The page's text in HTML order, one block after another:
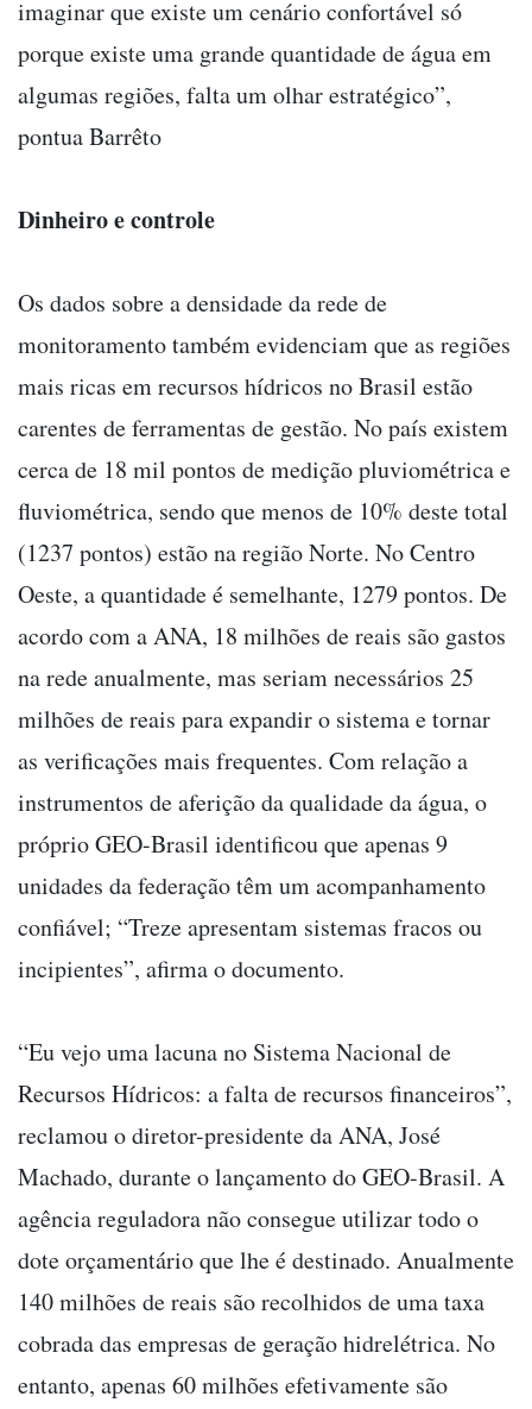
imaginar que existe um cenário confortável só
porque existe uma grande quantidade de água em
algumas regiões, falta um olhar estratégico”,
pontua Barrêto
Dinheiro e controle
Os dados sobre a densidade da rede de
monitoramento também evidenciam que as regiões
mais ricas em recursos hídricos no Brasil estão
carentes de ferramentas de gestão. No país existem
cerca de 18 mil pontos de medição pluviométrica e
fluviométrica, sendo que menos de 10% deste total
(1237 pontos) estão na região Norte. No Centro
Oeste, a quantidade é semelhante, 1279 pontos. De
acordo com a ANA, 18 milhões de reais são gastos
na rede anualmente, mas seriam necessários 25
milhões de reais para expandir o sistema e tornar
as verificações mais frequentes. Com relação a
instrumentos de aferição da qualidade da água, o
próprio GEO-Brasil identificou que apenas 9
unidades da federação têm um acompanhamento
confiável; “Treze apresentam sistemas fracos ou
incipientes”, afirma o documento.
“Eu vejo uma lacuna no Sistema Nacional de
Recursos Hídricos: a falta de recursos financeiros”,
reclamou o diretor-presidente da ANA, José
Machado, durante o lançamento do GEO-Brasil. A
agência reguladora não consegue utilizar todo o
dote orçamentário que lhe é destinado. Anualmente
140 milhões de reais são recolhidos de uma taxa
cobrada das empresas de geração hidrelétrica. No
entanto, apenas 60 milhões efetivamente são